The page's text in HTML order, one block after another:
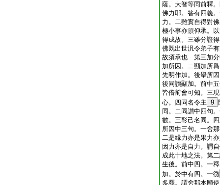
薩。大智等同前釋
佛力耶。答有四義
力。二雖實自得對
極小事亦須仰承。
得成故。三雖分證
佛既出世汎令弟子
故須承也 第三加分
加所因。二顯加所
先明作加。後擧所
後同讃顯加。前中
皆倍前會可知。三
心。四同名令主 9
同。二同讃中四句
數。三彰己名同。
所因中三句。一舍
二是縁力亦是果力
因力亦是自力。謂
成此十地之法。第
生後。前中四。一
加。於中有四。一徴
多釋。謂舍那本願